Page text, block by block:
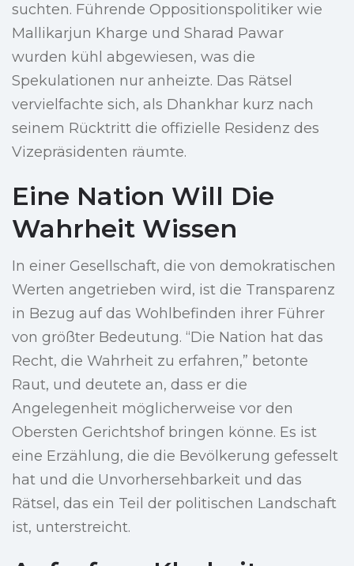
suchten. Führende Oppositionspolitiker wie
Mallikarjun Kharge und Sharad Pawar
wurden kühl abgewiesen, was die
Spekulationen nur anheizte. Das Rätsel
vervielfachte sich, als Dhankhar kurz nach
seinem Rücktritt die offizielle Residenz des
Vizepräsidenten räumte.
Eine Nation Will Die
Wahrheit Wissen
In einer Gesellschaft, die von demokratischen
Werten angetrieben wird, ist die Transparenz
in Bezug auf das Wohlbefinden ihrer Führer
von größter Bedeutung. “Die Nation hat das
Recht, die Wahrheit zu erfahren,” betonte
Raut, und deutete an, dass er die
Angelegenheit möglicherweise vor den
Obersten Gerichtshof bringen könne. Es ist
eine Erzählung, die die Bevölkerung gefesselt
hat und die Unvorhersehbarkeit und das
Rätsel, das ein Teil der politischen Landschaft
ist, unterstreicht.